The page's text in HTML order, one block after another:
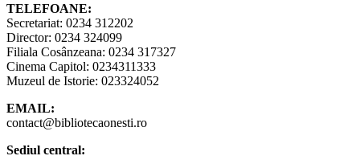
TELEFOANE:
Secretariat: 0234 312202
Director: 0234 324099
Filiala Cosânzeana: 0234 317327
Cinema Capitol: 0234311333
Muzeul de Istorie: 023324052
EMAIL:
contact@bibliotecaonesti.ro
Sediul central: